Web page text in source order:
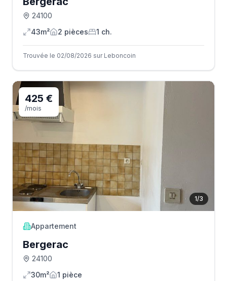
24100
43m²
2 pièces 1 ch.
Trouvée le 02/08/2026 sur Leboncoin
1/3
425 €
/mois
Appartement
Bergerac
24100
30m²
1 pièce